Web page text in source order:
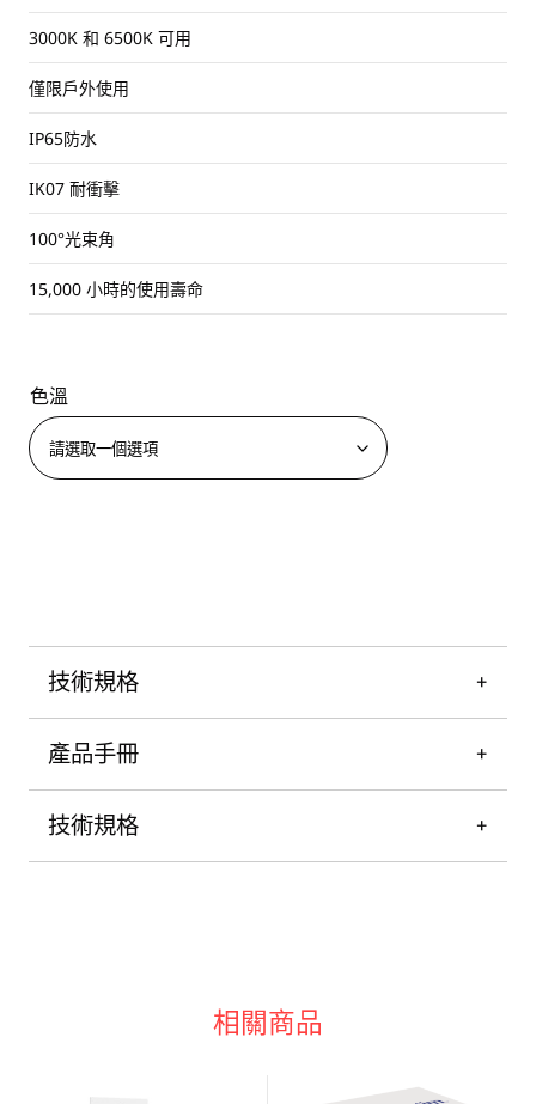
3000K 和 6500K 可用
僅限戶外使用
IP65防水
IK07 耐衝擊
100°光束角
15,000 小時的使用壽命
色溫
技術規格
產品手冊
技術規格
相關商品